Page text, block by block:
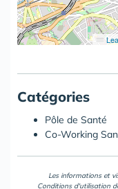
Catégories
Pôle de Santé
Co-Working
Les informations et
Conditions d'utilisation